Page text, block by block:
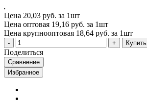
Цена 20,03 руб. за 1шт
Цена оптовая 19,16 руб. за 1шт
Цена крупнооптовая 18,64 руб. за 1шт
Купить
Поделиться
Сравнение
Избранное